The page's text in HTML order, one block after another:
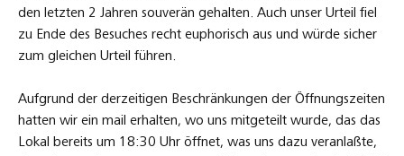
den letzten 2 Jahren souverän gehalten. Auch unser Urteil fiel
zu Ende des Besuches recht euphorisch aus und würde sicher
zum gleichen Urteil führen.
Aufgrund der derzeitigen Beschränkungen der Öffnungszeiten
hatten wir ein mail erhalten, wo uns mitgeteilt wurde, das das
Lokal bereits um 18:30 Uhr öffnet, was uns dazu veranlaßte,